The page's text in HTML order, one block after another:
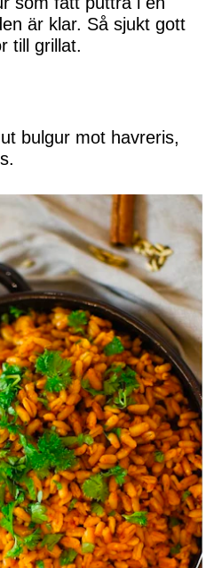
är klar. Så sjukt gott
till grillat.
bulgur mot havreris,